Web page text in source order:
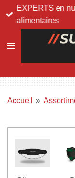
Passer
principal
EXPERTS en
alimentaires
Accueil »